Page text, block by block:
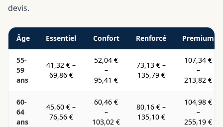
devis.
Âge Essentiel Confort Renforcé Premium
55-
59
ans
41,32 € –
69,86 €
52,04 €
–
95,41 €
73,13 € –
135,79 €
107,34 €
–
213,82 €
60-
64
ans
45,60 € –
76,56 €
60,46 €
–
103,02 €
80,16 € –
135,10 €
104,98 €
–
255,19 €